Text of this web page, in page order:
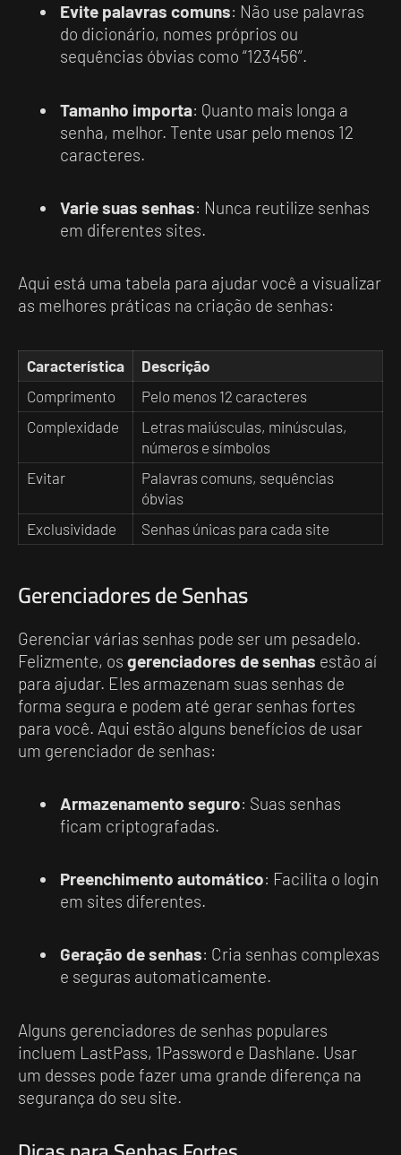
Evite palavras comuns: Não use palavras
do dicionário, nomes próprios ou
sequências óbvias como “123456”.
Tamanho importa: Quanto mais longa a
senha, melhor. Tente usar pelo menos 12
caracteres.
Varie suas senhas: Nunca reutilize senhas
em diferentes sites.
Aqui está uma tabela para ajudar você a visualizar
as melhores práticas na criação de senhas:
Característica
Descrição
Comprimento
Pelo menos 12 caracteres
Complexidade
Letras maiúsculas, minúsculas,
números e símbolos
Evitar
Palavras comuns, sequências
óbvias
Exclusividade
Senhas únicas para cada site
Gerenciadores de Senhas
Gerenciar várias senhas pode ser um pesadelo.
Felizmente, os gerenciadores de senhas estão aí
para ajudar. Eles armazenam suas senhas de
forma segura e podem até gerar senhas fortes
para você. Aqui estão alguns benefícios de usar
um gerenciador de senhas:
Armazenamento seguro: Suas senhas
ficam criptografadas.
Preenchimento automático: Facilita o login
em sites diferentes.
Geração de senhas: Cria senhas complexas
e seguras automaticamente.
Alguns gerenciadores de senhas populares
incluem LastPass, 1Password e Dashlane. Usar
um desses pode fazer uma grande diferença na
segurança do seu site.